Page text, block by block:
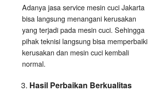
Adanya jasa service mesin cuci Jakarta
bisa langsung menangani kerusakan
yang terjadi pada mesin cuci. Sehingga
pihak teknisi langsung bisa memperbaiki
kerusakan dan mesin cuci kembali
normal.
Hasil Perbaikan Berkualitas